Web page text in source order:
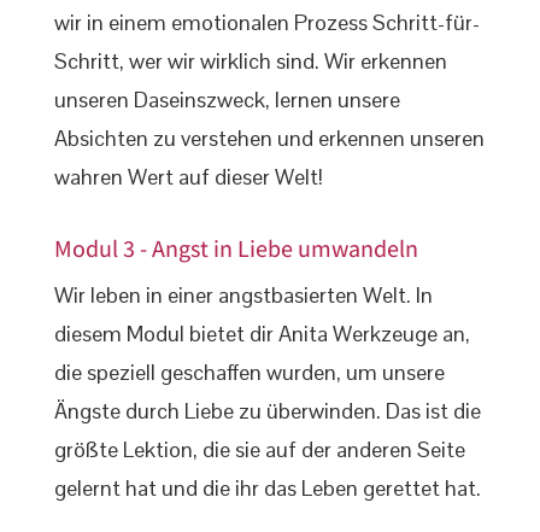
wir in einem emotionalen Prozess Schritt-für-
Schritt, wer wir wirklich sind. Wir erkennen
unseren Daseinszweck, lernen unsere
Absichten zu verstehen und erkennen unseren
wahren Wert auf dieser Welt!
Modul 3 - Angst in Liebe umwandeln
Wir leben in einer angstbasierten Welt. In
diesem Modul bietet dir Anita Werkzeuge an,
die speziell geschaffen wurden, um unsere
Ängste durch Liebe zu überwinden. Das ist die
größte Lektion, die sie auf der anderen Seite
gelernt hat und die ihr das Leben gerettet hat.